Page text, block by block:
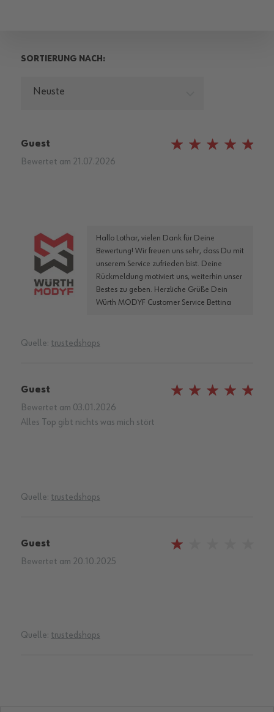
SORTIERUNG NACH:
Neuste
Guest
Bewertet am 21.07.2026
Hallo Lothar, vielen Dank für Deine
Bewertung! Wir freuen uns sehr, dass Du mit
unserem Service zufrieden bist. Deine
Rückmeldung motiviert uns, weiterhin unser
Bestes zu geben. Herzliche Grüße Dein
Würth MODYF Customer Service Bettina
Quelle: trustedshops
Guest
Bewertet am 03.01.2026
Alles Top gibt nichts was mich stört
Quelle: trustedshops
Guest
Bewertet am 20.10.2025
Quelle: trustedshops